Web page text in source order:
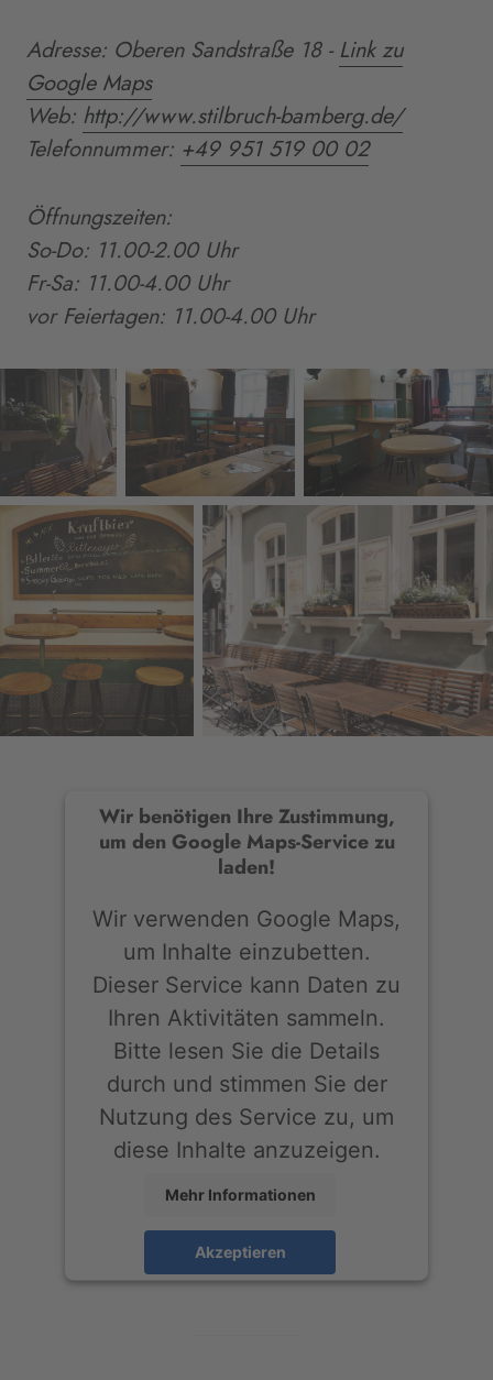
Adresse: Oberen Sandstraße 18- Link zu
Google Maps
Web: http://www.stilbruch-bamberg.de/
Telefonnummer: +49 951 519 00 02
Öffnungszeiten:
So-Do: 11.00-2.00 Uhr
Fr-Sa: 11.00-4.00 Uhr
vor Feiertagen: 11.00-4.00 Uhr
Wir benötigen Ihre Zustimmung,
um den Google Maps-Service zu
laden!
Wir verwenden Google Maps,
um Inhalte einzubetten.
Dieser Service kann Daten zu
Ihren Aktivitäten sammeln.
Bitte lesen Sie die Details
durch und stimmen Sie der
Nutzung des Service zu, um
diese Inhalte anzuzeigen.
Mehr Informationen
Akzeptieren